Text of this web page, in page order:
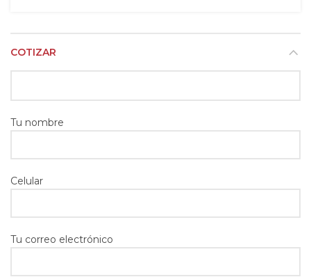
COTIZAR
Tu nombre
Celular
Tu correo electrónico